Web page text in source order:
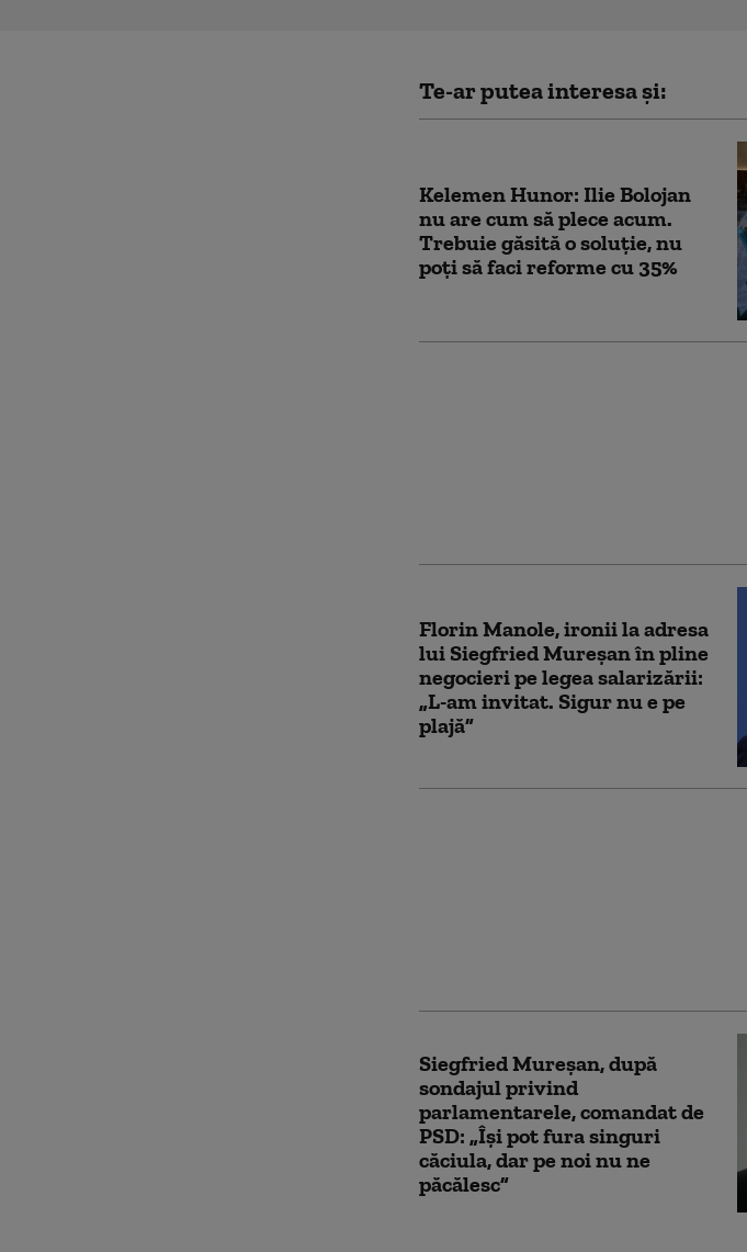
Te-ar putea interesa și:
Kelemen Hunor: Ilie Bolojan
nu are cum să plece acum.
Trebuie găsită o soluție, nu
poți să faci reforme cu 35%
Florin Manole, ironii la adresa
lui Siegfried Mureșan în pline
negocieri pe legea salarizării:
„L-am invitat. Sigur nu e pe
plajă”
Siegfried Mureşan, după
sondajul privind
parlamentarele, comandat de
PSD: „Își pot fura singuri
căciula, dar pe noi nu ne
păcălesc”